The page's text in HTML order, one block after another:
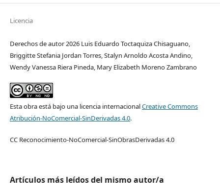
Licencia
Derechos de autor 2026 Luis Eduardo Toctaquiza Chisaguano,
Briggitte Stefania Jordan Torres, Stalyn Arnoldo Acosta Andino,
Wendy Vanessa Riera Pineda, Mary Elizabeth Moreno Zambrano
Esta obra está bajo una licencia internacionalCreative Commons
Atribución-NoComercial-SinDerivadas 4.0.
CC Reconocimiento-NoComercial-SinObrasDerivadas 4.0
Artículos más leídos del mismo autor/a